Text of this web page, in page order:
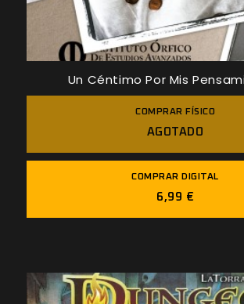
Un Céntimo Por Mis
COMPRAR FÍSICO
AGOTADO
COMPRAR DIGITAL
6,99 €